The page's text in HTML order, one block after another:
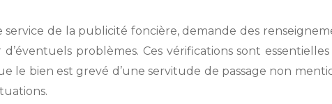
de la publicité foncière, demande des
problèmes. Ces vérifications sont
le bien est grevé d’une servitude de passage non